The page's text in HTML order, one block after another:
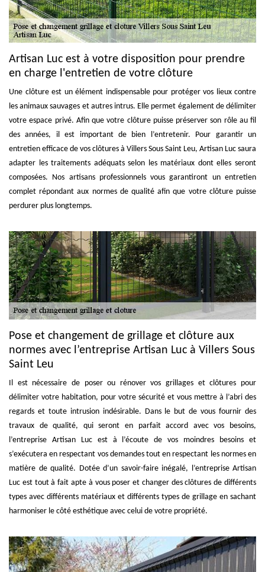
Artisan Luc est à votre disposition pour prendre
en charge l'entretien de votre clôture
Une clôture est un élément indispensable pour protéger vos lieux contre
les animaux sauvages et autres intrus. Elle permet également de délimiter
votre espace privé. Afin que votre clôture puisse préserver son rôle au fil
des années, il est important de bien l’entretenir. Pour garantir un
entretien efficace de vos clôtures à Villers Sous Saint Leu, Artisan Luc saura
adapter les traitements adéquats selon les matériaux dont elles seront
composées. Nos artisans professionnels vous garantiront un entretien
complet répondant aux normes de qualité afin que votre clôture puisse
perdurer plus longtemps.
Pose et changement de grillage et clôture aux
normes avec l’entreprise Artisan Luc à Villers Sous
Saint Leu
Il est nécessaire de poser ou rénover vos grillages et clôtures pour
délimiter votre habitation, pour votre sécurité et vous mettre à l’abri des
regards et toute intrusion indésirable. Dans le but de vous fournir des
travaux de qualité, qui seront en parfait accord avec vos besoins,
l’entreprise Artisan Luc est à l’écoute de vos moindres besoins et
s’exécutera en respectant vos demandes tout en respectant les normes en
matière de qualité. Dotée d’un savoir-faire inégalé, l’entreprise Artisan
Luc est tout à fait apte à vous poser et changer des clôtures de différents
types avec différents matériaux et différents types de grillage en sachant
harmoniser le côté esthétique avec celui de votre propriété.